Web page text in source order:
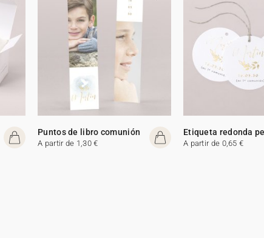
Puntos de libro comunión
A partir de 1,30 €
Etiqueta redonda
A partir de 0,65 €